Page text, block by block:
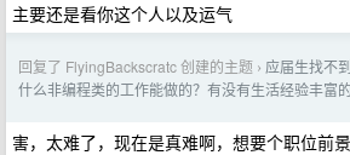
主要还是看你这个人以及运气
回复了 FlyingBackscratc 创建的主题 › 应届生找不
什么非编程类的工作能做的？有没有生活经验丰富
害，太难了，现在是真难啊，想要个职位前